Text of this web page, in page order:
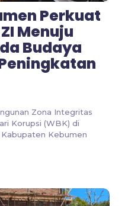
Perkuat
Menuju
Budaya
Zona Integritas
Korupsi (WBK) di
Kebumen